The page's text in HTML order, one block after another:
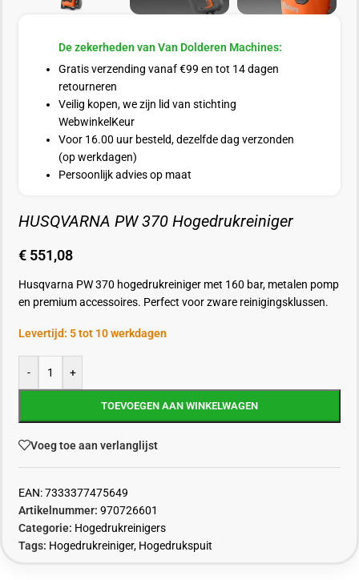
De zekerheden van Van Dolderen Machines:
Gratis verzending vanaf €99 en tot 14 dagen
retourneren
Veilig kopen, we zijn lid van stichting
WebwinkelKeur
Voor 16.00 uur besteld, dezelfde dag verzonden
(op werkdagen)
Persoonlijk advies op maat
HUSQVARNA PW 370 Hogedrukreiniger
€ 551,08
Husqvarna PW 370 hogedrukreiniger met 160 bar, metalen pomp
en premium accessoires. Perfect voor zware reinigingsklussen.
Levertijd: 5 tot 10 werkdagen
- +
TOEVOEGEN AAN WINKELWAGEN
Voeg toe aan verlanglijst
EAN:7333377475649
Artikelnummer: 970726601
Categorie: Hogedrukreinigers
Tags: Hogedrukreiniger, Hogedrukspuit